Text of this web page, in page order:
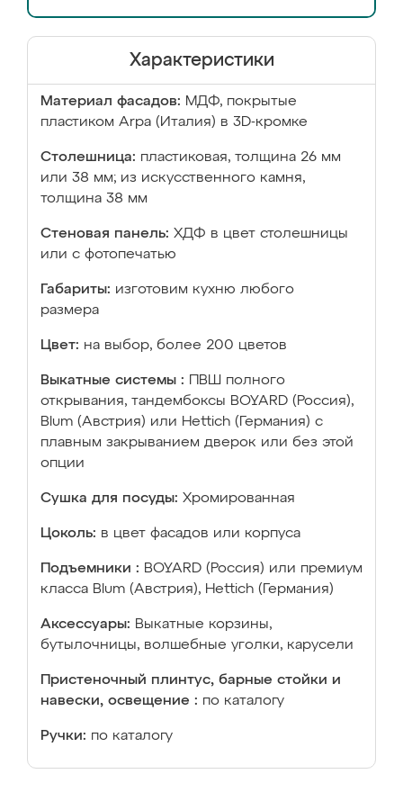
Характеристики
Материал фасадов: МДФ, покрытые
пластиком Arpa (Италия) в 3D-кромке
Столешница: пластиковая, толщина 26 мм
или 38 мм; из искусственного камня,
толщина 38 мм
Стеновая панель: ХДФ в цвет столешницы
или с фотопечатью
Габариты: изготовим кухню любого
размера
Цвет: на выбор, более 200 цветов
Выкатные системы :
ПВШ полного
открывания, тандембоксы BOYARD (Россия),
Blum (Австрия) или Hettich (Германия) с
плавным закрыванием дверок или без этой
опции
Сушка для посуды: Хромированная
Цоколь: в цвет фасадов или корпуса
Подъемники : BOYARD (Россия) или премиум
класса Blum (Австрия), Hettich (Германия)
Аксессуары: Выкатные корзины,
бутылочницы, волшебные уголки, карусели
Пристеночный плинтус, барные стойки и
навески, освещение : по каталогу
Ручки: по каталогу